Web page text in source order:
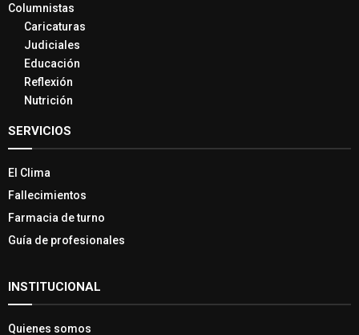
Columnistas
Caricaturas
Judiciales
Educación
Reflexión
Nutrición
SERVICIOS
El Clima
Fallecimientos
Farmacia de turno
Guía de profesionales
INSTITUCIONAL
Quienes somos